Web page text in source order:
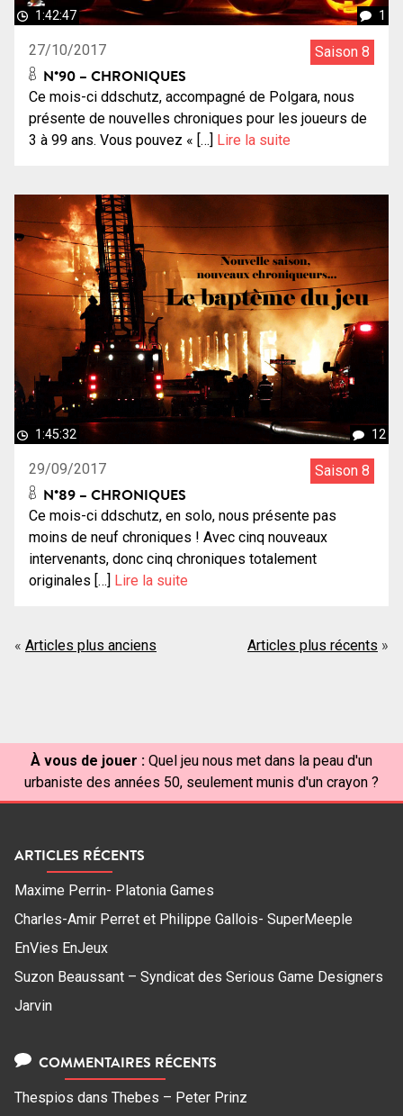
1:42:47 1
27/10/2017 Saison 8
N°90 – CHRONIQUES
Ce mois-ci ddschutz, accompagné de Polgara, nous
présente de nouvelles chroniques pour les joueurs de
3 à 99 ans. Vous pouvez « […] Lire la suite
1:45:32 12
29/09/2017 Saison 8
N°89 – CHRONIQUES
Ce mois-ci ddschutz, en solo, nous présente pas
moins de neuf chroniques ! Avec cinq nouveaux
intervenants, donc cinq chroniques totalement
originales […] Lire la suite
Navigation
Articles plus anciens Articles plus récents
À vous de jouer : Quel jeu nous met dans la peau d'un
urbaniste des années 50, seulement munis d'un crayon ?
ARTICLES RÉCENTS
Maxime Perrin- Platonia Games
Charles-Amir Perret et Philippe Gallois- SuperMeeple
EnVies EnJeux
Suzon Beaussant – Syndicat des Serious Game Designers
Jarvin
COMMENTAIRES RÉCENTS
Thespios dans Thebes – Peter Prinz